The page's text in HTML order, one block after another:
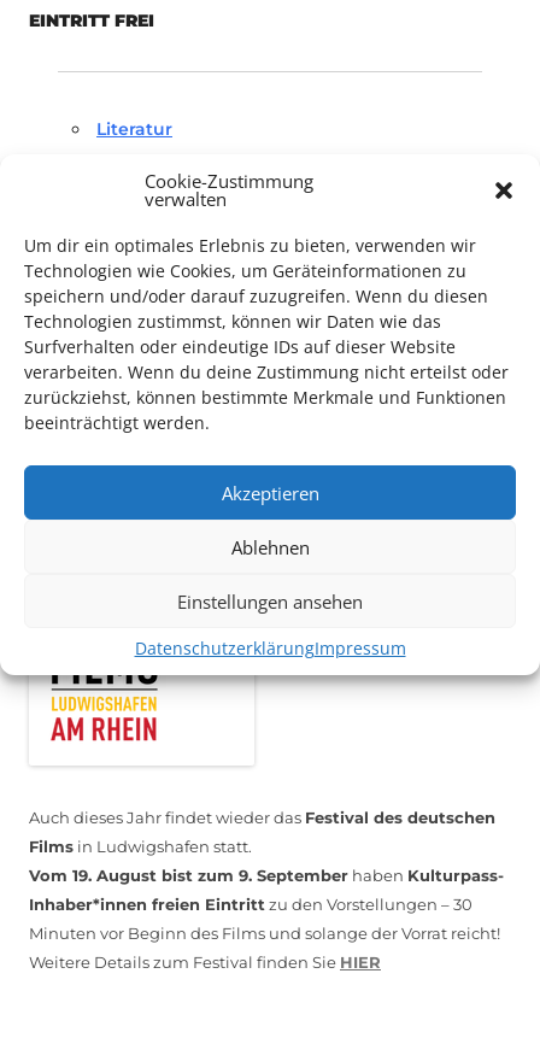
Cookie-Zustimmung
verwalten
Um dir ein optimales Erlebnis zu bieten, verwenden wir
Technologien wie Cookies, um Geräteinformationen zu
speichern und/oder darauf zuzugreifen. Wenn du diesen
Technologien zustimmst, können wir Daten wie das
Surfverhalten oder eindeutige IDs auf dieser Website
verarbeiten. Wenn du deine Zustimmung nicht erteilst oder
zurückziehst, können bestimmte Merkmale und Funktionen
beeinträchtigt werden.
Akzeptieren
Ablehnen
Einstellungen ansehen
DatenschutzerklärungImpressum
EINTRITT FREI
Literatur
TECHNIK SUPPORT GESUCHT!
Das Kulturparkett freut sich stets überehrenamtliche
Mithilfe im Bereich Technik. Sie haben Interesse? Dann
melden Sie sich unterinfo@kulturparkett-rhein-neckar.de
Auch dieses Jahr findet wieder das Festival des deutschen
Films in Ludwigshafen statt.
Vom 19. August bist zum 9. September haben Kulturpass-
Inhaber*innen freien Eintritt zu den Vorstellungen – 30
Minuten vor Beginn des Films und solange der Vorrat reicht!
Weitere Details zum Festival finden Sie HIER